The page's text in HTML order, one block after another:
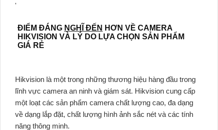
'
ĐIỂM ĐÁNG NGHĨ ĐẾN HƠN VỀ CAMERA
HIKVISION VÀ LÝ DO LỰA CHỌN SẢN PHẨM
GIÁ RẺ
Hikvision là một trong những thương hiệu hàng đầu trong
lĩnh vực camera an ninh và giám sát. Hikvision cung cấp
một loạt các sản phẩm camera chất lượng cao, đa dạng
về dạng lắp đặt, chất lượng hình ảnh sắc nét và các tính
năng thông minh.